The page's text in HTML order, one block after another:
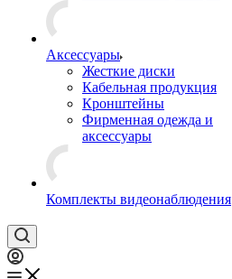
Аксессуары
Жесткие диски
Кабельная продукция
Кронштейны
Фирменная одежда и
аксессуары
Комплекты видеонаблюдения